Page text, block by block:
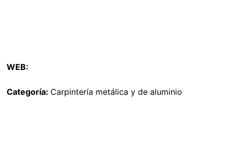
WEB:
Categoría: Carpintería metálica y de aluminio